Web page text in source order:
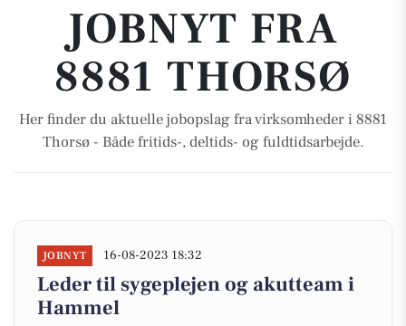
JOBNYT FRA
8881 THORSØ
Her finder du aktuelle jobopslag fra virksomheder i 8881
Thorsø - Både fritids-, deltids- og fuldtidsarbejde.
JOBNYT 16-08-2023 18:32
Leder til sygeplejen og akutteam i
Hammel